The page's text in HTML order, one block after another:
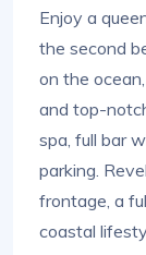
Enjoy a
the second
on the
and top-
spa, full bar
parking.
frontage, a
coastal